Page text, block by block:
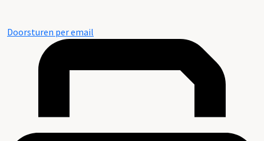
Doorsturen per email